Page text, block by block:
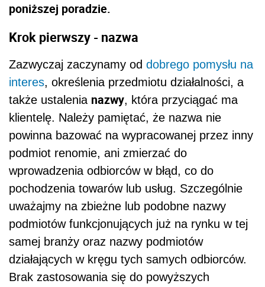
poniższej poradzie.
Krok pierwszy - nazwa
Zazwyczaj zaczynamy od dobrego pomysłu na
interes, określenia przedmiotu działalności, a
także ustalenia nazwy, która przyciągać ma
klientelę. Należy pamiętać, że nazwa nie
powinna bazować na wypracowanej przez inny
podmiot renomie, ani zmierzać do
wprowadzenia odbiorców w błąd, co do
pochodzenia towarów lub usług. Szczególnie
uważajmy na zbieżne lub podobne nazwy
podmiotów funkcjonujących już na rynku w tej
samej branży oraz nazwy podmiotów
działających w kręgu tych samych odbiorców.
Brak zastosowania się do powyższych